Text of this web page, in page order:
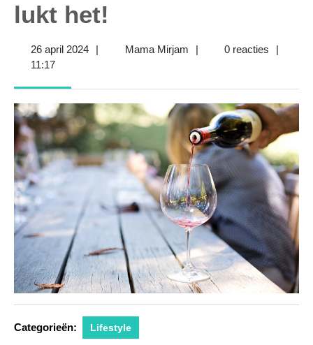
lukt het!
26 april 202426| Mama MirjamMama
| 0 reacties
|
11:17
Categorieën: Lifestyle